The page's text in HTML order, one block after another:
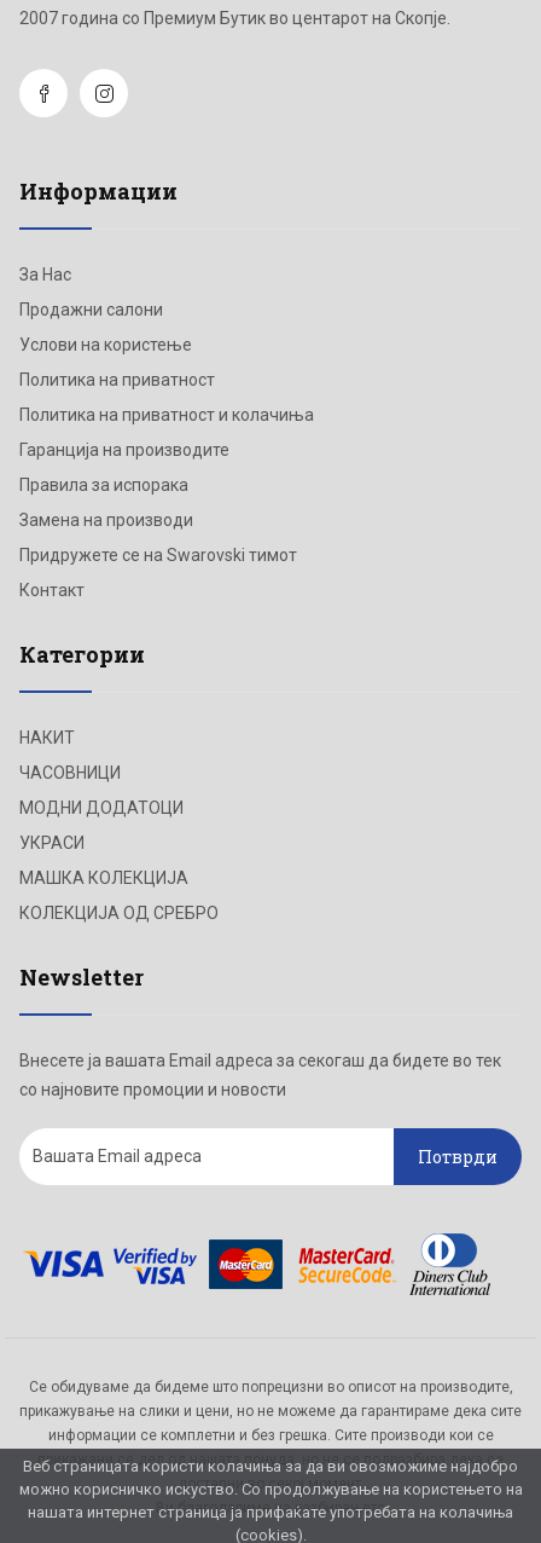
Веб страницата користи колачиња за да ви овозможиме најдобро
можно корисничко искуство. Со продолжување на користењето на
нашата интернет страница ја прифаќате употребата на колачиња
(cookies).
2007 година со Премиум Бутик во центарот на Скопје.
Информации
За Нас
Продажни салони
Услови на користење
Политика на приватност
Политика на приватност и колачиња
Гаранција на производите
Правила за испорака
Замена на производи
Придружете се на Swarovski тимот
Контакт
Категории
НАКИТ
ЧАСОВНИЦИ
МОДНИ ДОДАТОЦИ
УКРАСИ
МАШКА КОЛЕКЦИЈА
КОЛЕКЦИЈА ОД СРЕБРО
Newsletter
Внесете ја вашата Email адреса за секогаш да бидете во тек
со најновите промоции и новости
Потврди
Се обидуваме да бидеме што попрецизни во описот на производите,
прикажување на слики и цени, но не можеме да гарантираме дека сите
информации се комплетни и без грешка. Сите производи кои се
прикажани се дел од нашата понуда, но не се подразбира дека се
достапни во секој момент.
Ви благодариме на разбирањето